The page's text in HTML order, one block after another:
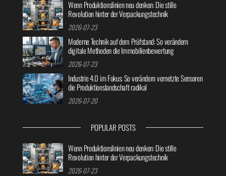
Wenn Produktionslinien neu denken: Die stille
Revolution hinter der Verpackungstechnik
2026-07-23
Moderne Technik auf dem Prüfstand: So verändern
digitale Methoden die Immobilienbewertung
2026-07-23
Industrie 4.0 im Fokus: So verändern vernetzte Sensoren
die Produktionslandschaft radikal
2026-07-20
POPULAR POSTS
Wenn Produktionslinien neu denken: Die stille
Revolution hinter der Verpackungstechnik
2026-07-23